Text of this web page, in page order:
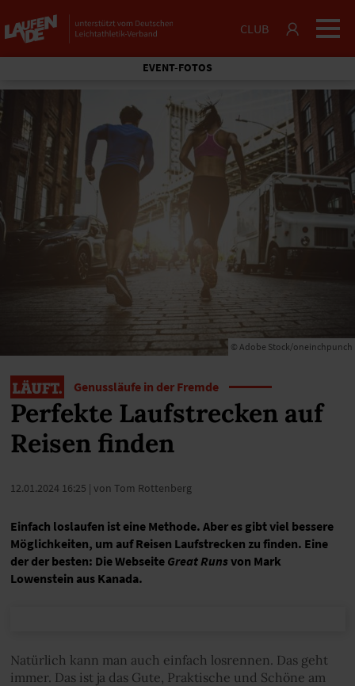
CLUB
EVENT-FOTOS
© Adobe Stock/oneinchpunch
Genussläufe in der Fremde
Perfekte Laufstrecken auf
Reisen finden
12.01.2024 16:25 | von Tom Rottenberg
Einfach loslaufen ist eine Methode. Aber es gibt viel bessere
Möglichkeiten, um auf Reisen Laufstrecken zu finden. Eine
der der besten: Die Webseite Great Runsvon Mark
Lowenstein aus Kanada.
Natürlich kann man auch einfach losrennen. Das geht
immer. Das ist ja das Gute, Praktische und Schöne am